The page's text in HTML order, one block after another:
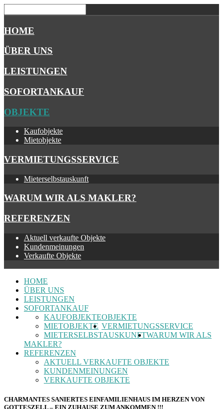
HOME
ÜBER UNS
LEISTUNGEN
SOFORTANKAUF
OBJEKTE
Kaufobjekte
Mietobjekte
VERMIETUNGSSERVICE
Mieterselbstauskunft
WARUM WIR ALS MAKLER?
REFERENZEN
Aktuell verkaufte Objekte
Kundenmeinungen
Verkaufte Objekte
HOME
ÜBER UNS
LEISTUNGEN
SOFORTANKAUF
OBJEKTE
KAUFOBJEKTE
MIETOBJEKTE VERMIETUNGSSERVICE
MIETERSELBSTAUSKUNFTWARUM WIR ALS
MAKLER?
REFERENZEN
AKTUELL VERKAUFTE OBJEKTE
KUNDENMEINUNGEN
VERKAUFTE OBJEKTE
CHARMANTES SANIERTES EINFAMILIENHAUS IM HERZEN VON
GOTTESZELL – EIN ZUHAUSE ZUM ANKOMMEN !!!